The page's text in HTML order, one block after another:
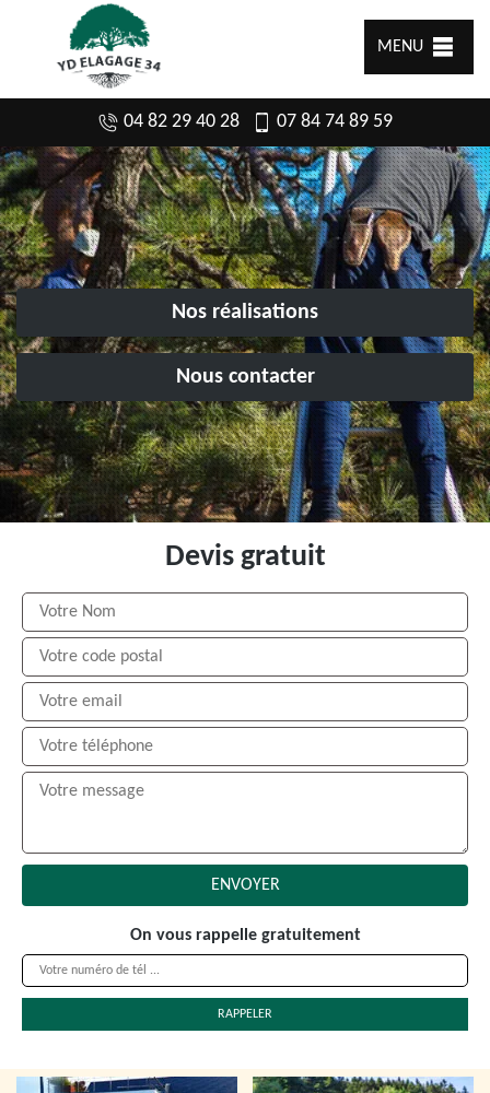
MENU
04 82 29 40 28 07 84 74 89 59
Nos réalisations
Nous contacter
Devis gratuit
On vous rappelle gratuitement